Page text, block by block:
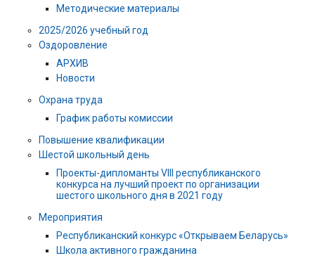
Методические материалы
2025/2026 учебный год
Оздоровление
АРХИВ
Новости
Охрана труда
График работы комиссии
Повышение квалификации
Шестой школьный день
Проекты-дипломанты VIII республиканского
конкурса на лучший проект по организации
шестого школьного дня в 2021 году
Мероприятия
Республиканский конкурс «Открываем Беларусь»
Школа активного гражданина